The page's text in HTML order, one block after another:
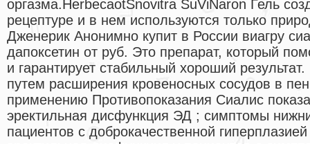
оргазма.HerbecaotSnovitra SuViNaron Гель
рецептуре и в нем используются только
Дженерик Анонимно купит в России виагру
дапоксетин от руб. Это препарат, который
и гарантирует стабильный хороший
путем расширения кровеносных сосудов в
применению Противопоказания Сиалис
эректильная дисфункция ЭД ; симптомы
пациентов с доброкачественной